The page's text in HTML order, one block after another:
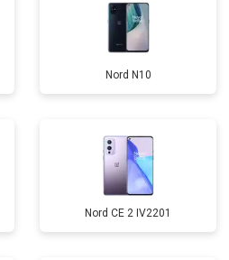
Nord N10
Nord CE 2 IV2201